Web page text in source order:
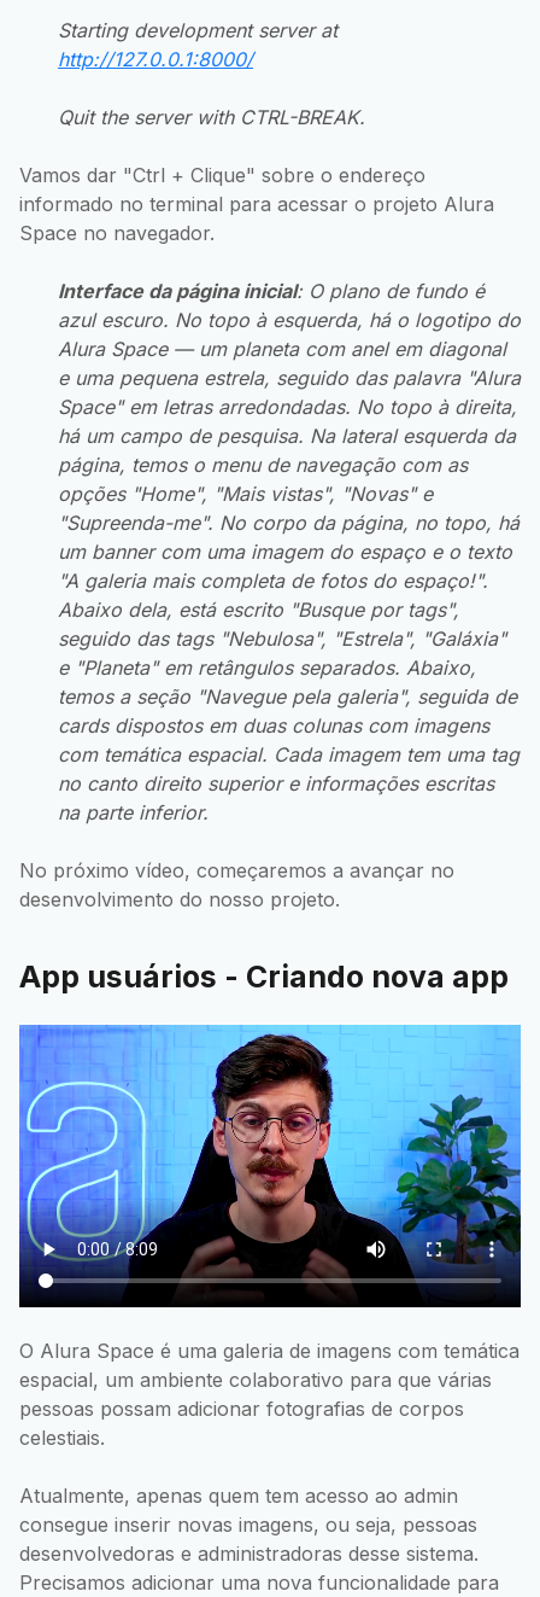
Starting development server at
http://127.0.0.1:8000/
Quit the server with CTRL-BREAK.
Vamos dar "Ctrl + Clique" sobre o endereço
informado no terminal para acessar o projeto Alura
Space no navegador.
Interface da página inicial: O plano de fundo é
azul escuro. No topo à esquerda, há o logotipo do
Alura Space — um planeta com anel em diagonal
e uma pequena estrela, seguido das palavra "Alura
Space" em letras arredondadas. No topo à direita,
há um campo de pesquisa. Na lateral esquerda da
página, temos o menu de navegação com as
opções "Home", "Mais vistas", "Novas" e
"Supreenda-me". No corpo da página, no topo, há
um banner com uma imagem do espaço e o texto
"A galeria mais completa de fotos do espaço!".
Abaixo dela, está escrito "Busque por tags",
seguido das tags"Nebulosa", "Estrela", "Galáxia"
e "Planeta" em retângulos separados. Abaixo,
temos a seção "Navegue pela galeria", seguida de
cardsdispostos em duas colunas com imagens
com temática espacial. Cada imagem tem uma tag
no canto direito superior e informações escritas
na parte inferior.
No próximo vídeo, começaremos a avançar no
desenvolvimento do nosso projeto.
App usuários - Criando nova app
O Alura Space é uma galeria de imagens com temática
espacial, um ambiente colaborativo para que várias
pessoas possam adicionar fotografias de corpos
celestiais.
Atualmente, apenas quem tem acesso ao admin
consegue inserir novas imagens, ou seja, pessoas
desenvolvedoras e administradoras desse sistema.
Precisamos adicionar uma nova funcionalidade para